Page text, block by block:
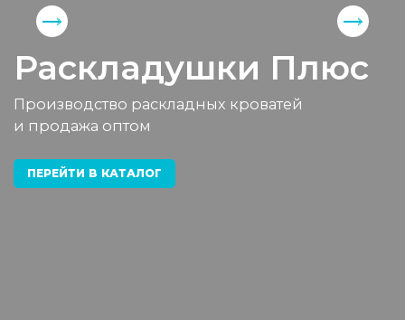
Раскладушки Плюс
Производство раскладных кроватей
и продажа оптом
ПЕРЕЙТИ В КАТАЛОГ